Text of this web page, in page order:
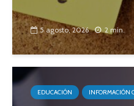
5 agosto, 2026 2 min.
EDUCACIÓN INFORMACIÓN